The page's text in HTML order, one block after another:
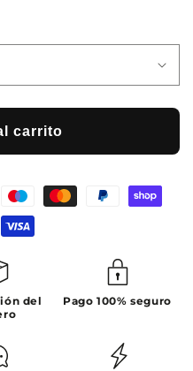
carrito
del
Pago 100% seguro